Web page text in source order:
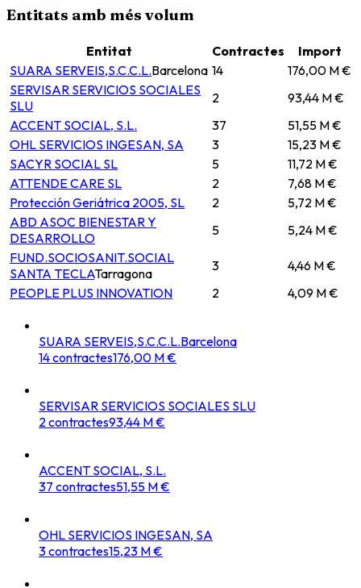
Entitats amb més volum
Entitat Contractes
Import
SUARA SERVEIS,S.C.C.L.Barcelona 14
176,00 M €
SERVISAR SERVICIOS SOCIALES
SLU
2
93,44 M €
ACCENT SOCIAL, S.L.
37
51,55 M €
OHL SERVICIOS INGESAN, SA
3
15,23 M €
SACYR SOCIAL SL
5
11,72 M €
ATTENDE CARE SL
2
7,68 M €
Protección Geriátrica 2005, SL
2
5,72 M €
ABD ASOC BIENESTAR Y
DESARROLLO
5
5,24 M €
FUND.SOCIOSANIT.SOCIAL
SANTA TECLATarragona 3
4,46 M €
PEOPLE PLUS INNOVATION
2 4,09 M €
SUARA SERVEIS,S.C.C.L.Barcelona
14contractes176,00 M €
SERVISAR SERVICIOS SOCIALES SLU
2 contractes93,44 M €
ACCENT SOCIAL, S.L.
37 contractes51,55 M €
OHL SERVICIOS INGESAN, SA
3contractes15,23 M €